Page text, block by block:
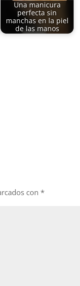
Una manicura
perfecta sin
manchas en la piel
de las manos
con*